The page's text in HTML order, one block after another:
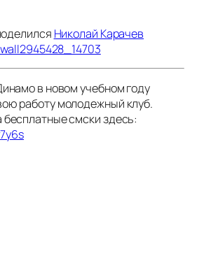
Николай Карачев
в новом учебном году
работу молодежный клуб.
смски здесь: